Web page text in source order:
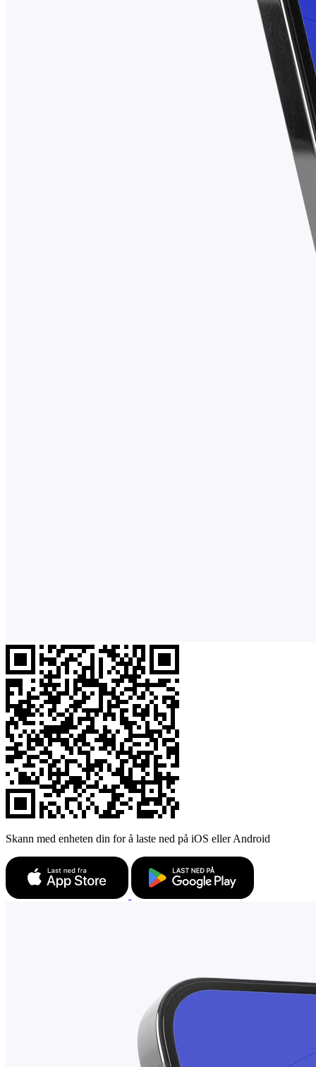
Skann med enheten din for å laste ned på iOS eller Android